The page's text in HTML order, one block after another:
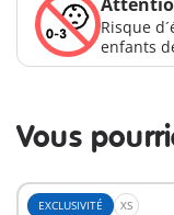
Risque
enfants
Vous
EXCLUSIVITÉ XS